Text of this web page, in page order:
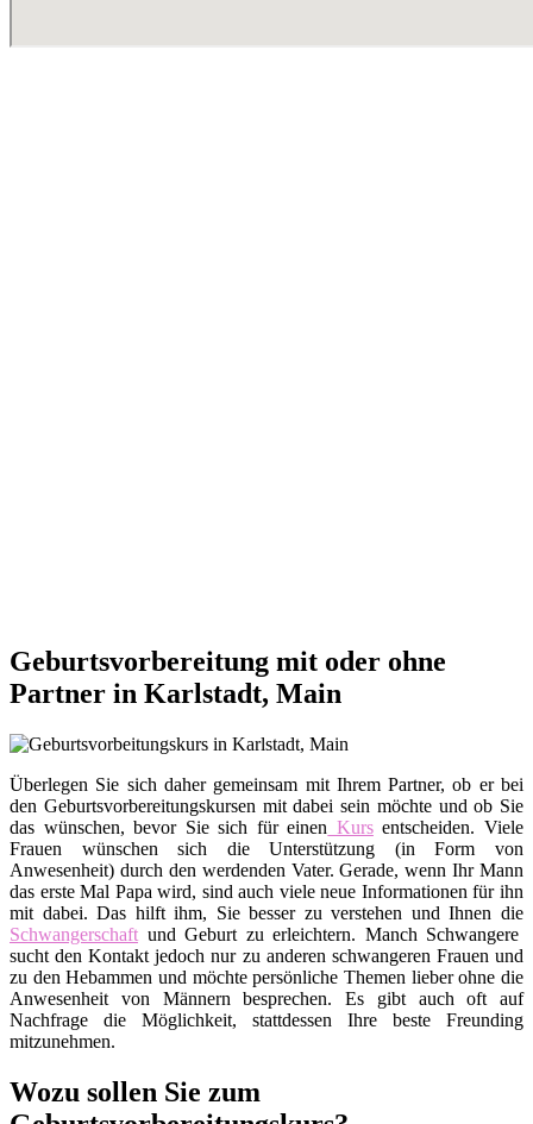
Geburtsvorbereitung mit oder ohne
Partner in Karlstadt, Main
Überlegen Sie sich daher gemeinsam mit Ihrem Partner, ob er bei
den Geburtsvorbereitungskursen mit dabei sein möchte und ob Sie
das wünschen, bevor Sie sich für einen Kursentscheiden. Viele
Frauen wünschen sich die Unterstützung (in Form von
Anwesenheit) durch den werdenden Vater. Gerade, wenn Ihr Mann
das erste Mal Papa wird, sind auch viele neue Informationen für ihn
mit dabei. Das hilft ihm, Sie besser zu verstehen und Ihnen die
Schwangerschaft und Geburt zu erleichtern. Manch Schwangere
sucht den Kontakt jedoch nur zu anderen schwangeren Frauen und
zu den Hebammen und möchte persönliche Themen lieber ohne die
Anwesenheit von Männern besprechen. Es gibt auch oft auf
Nachfrage die Möglichkeit, stattdessen Ihre beste Freunding
mitzunehmen.
Wozu sollen Sie zum